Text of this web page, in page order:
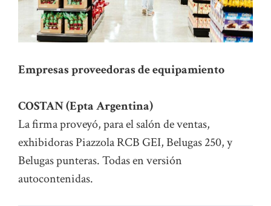
Empresas proveedoras de equipamiento
COSTAN (Epta Argentina)
La firma proveyó, para el salón de ventas,
exhibidoras Piazzola RCB GEI, Belugas 250, y
Belugas punteras. Todas en versión
autocontenidas.